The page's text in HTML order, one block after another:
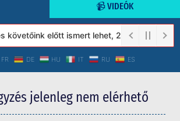
📹 VIDEÓK
előtt ismert lehet, 2023-tól a
FR DE HU IT RU ES
jelenleg nem elérhető